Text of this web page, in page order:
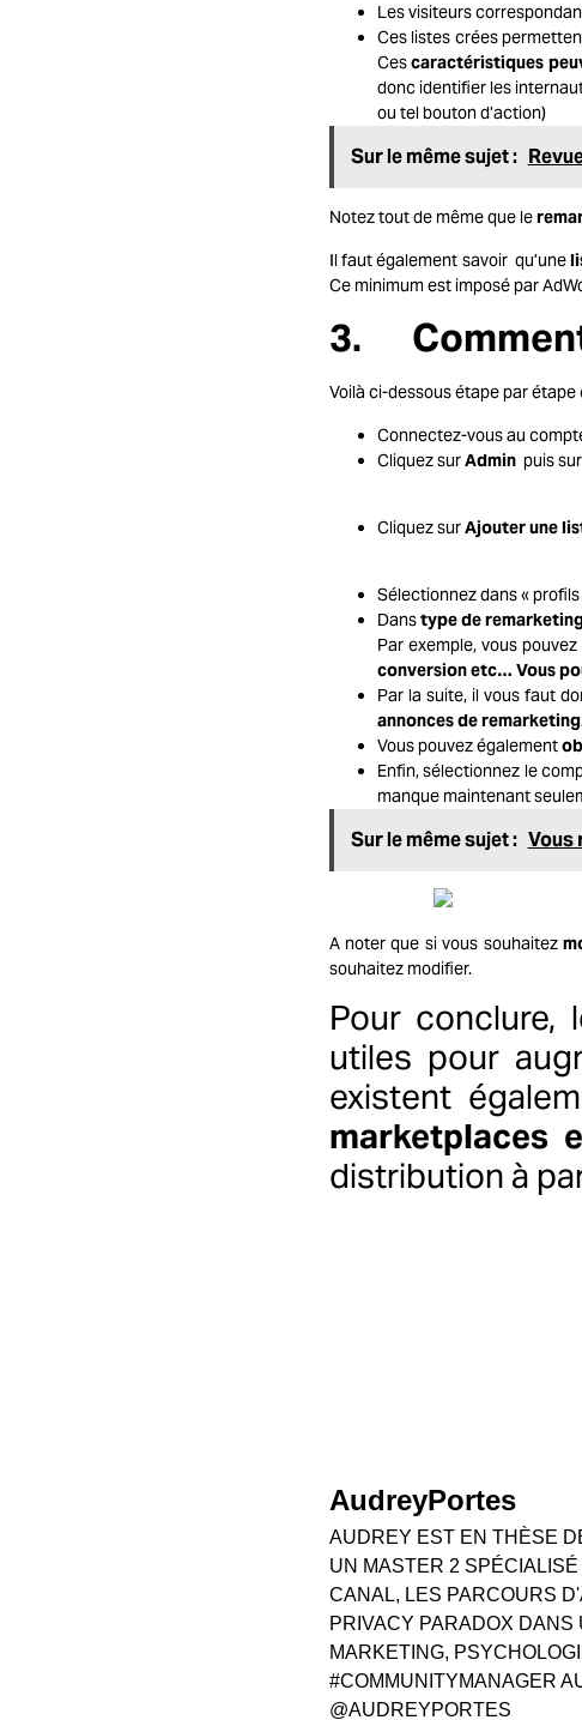
Les visiteurs
Ces listes crées
Cescaractéristiques
donc identifier les
ou tel bouton d’action)
Sur le même sujet :
Notez tout de même que le
Il faut également savoir qu’une
Ce minimum est imposé par
3. Comment
Voilà ci-dessous étape par
Connectez-vous au
Cliquez surAdminpuis sur
Cliquez surAjouter une
Sélectionnez dans «
Danstype de
Par exemple, vous
conversion etc… Vous
Par la suite, il vous faut
annonces de
Vous pouvez égalemento
Enfin, sélectionnez le
manque maintenant
Sur le même sujet : Vous
A noter que si vous souhaitez
souhaitez modifier.
Pour conclure,
utiles pour
existent
marketplaces
distribution à
AudreyPortes
AUDREY EST EN THÈSE
UN MASTER 2
CANAL, LES PARCOURS
PRIVACY PARADOX
MARKETING,
#COMMUNITYMANAGER
@AUDREYPORTES